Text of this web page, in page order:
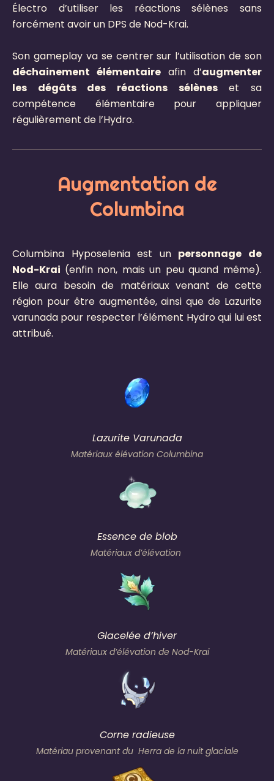
Électro d’utiliser les réactions sélènes sans
forcément avoir un DPS de Nod-Krai.
Son gameplay va se centrer sur l’utilisation de son
déchainement élémentaire afin d’augmenter
les dégâts des réactions sélèneset sa
compétence élémentaire pour appliquer
régulièrement de l’Hydro.
Augmentation de
Columbina
Columbina Hyposelenia est un personnage de
Nod-Krai (enfin non, mais un peu quand même).
Elle aura besoin de matériaux venant de cette
région pour être augmentée, ainsi que de Lazurite
varunada pour respecter l’élément Hydro qui lui est
attribué.
Lazurite Varunada
Matériaux élévation Columbina
Essence de blob
Matériaux d’élévation
Glacelée d’hiver
Matériaux d’élévation de Nod-Krai
Corne radieuse
Matériau provenant du Herra de la nuit glaciale